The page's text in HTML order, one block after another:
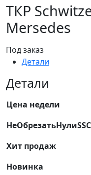
ТКР
Mersedes
Под заказ
Детали
Детали
Цена недели
Хит продаж
Новинка